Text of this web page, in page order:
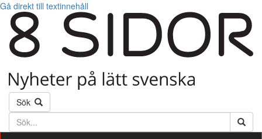
Gå direkt till textinnehåll
Sök
Söktext